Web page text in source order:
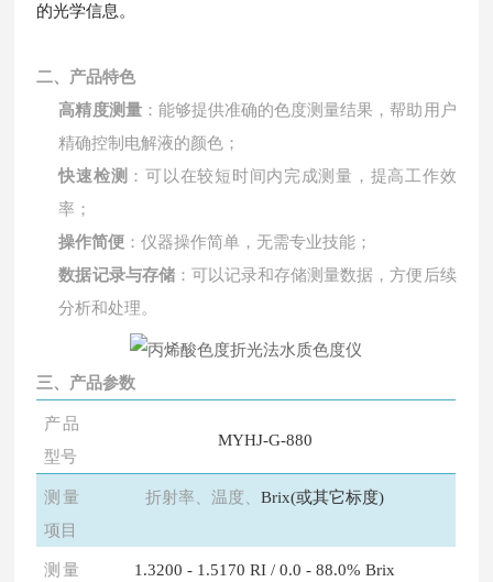
的光学信息。
二、产品特色
高精度测量：能够提供准确的色度测量结果，帮助用户
精确控制电解液的颜色；
快速检测 ：可以在较短时间内完成测量，提高工作效
率；
操作简便 ：仪器操作简单，无需专业技能；
数据记录与存储：可以记录和存储测量数据，方便后续
分析和处理。
三、产品参数
产品
型号
MYHJ-G-880
测量
项目
折射率、温度、Brix(或其它标度)
测量 1.3200 - 1.5170 RI / 0.0 - 88.0% Brix